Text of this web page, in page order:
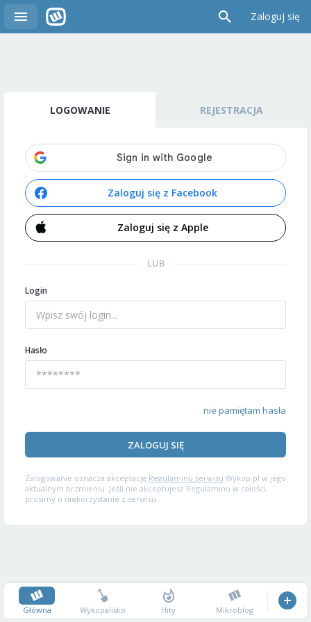
Zaloguj się
LOGOWANIE REJESTRACJA
Zaloguj się z Facebook
Zaloguj się z Apple
LUB
Login
Hasło
nie pamiętam hasła
ZALOGUJ SIĘ
Zalogowanie oznacza akceptację Regulaminu serwisu Wykop.pl w jego
aktualnym brzmieniu. Jeśli nie akceptujesz Regulaminu w całości,
prosimy o niekorzystanie z serwisu.
Główna Wykopalisko Hity Mikroblog